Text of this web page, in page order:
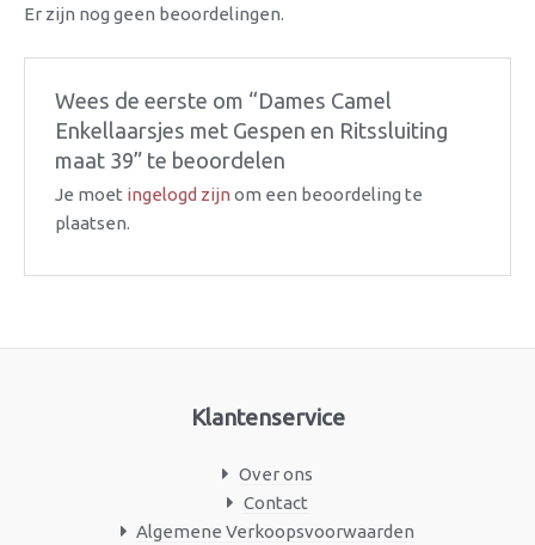
Er zijn nog geen beoordelingen.
Wees de eerste om “Dames Camel
Enkellaarsjes met Gespen en Ritssluiting
maat 39” te beoordelen
Je moet ingelogd zijn om een beoordeling te
plaatsen.
Klantenservice
Over ons
Contact
Algemene Verkoopsvoorwaarden